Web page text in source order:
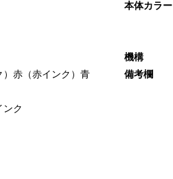
赤（赤インク）青
ンク
本体カラー
機構
備考欄